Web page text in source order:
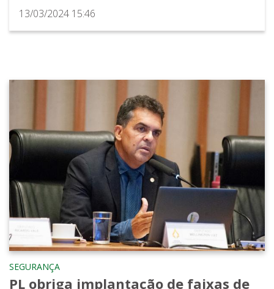
13/03/2024 15:46
SEGURANÇA
PL obriga implantação de faixas de